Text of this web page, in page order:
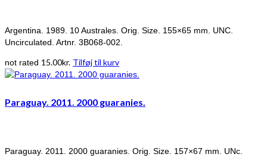
Argentina. 1989. 10 Australes. Orig. Size. 155×65 mm. UNC.
Uncirculated. Artnr. 3B068-002.
not rated 15.00kr. Tilføj til kurv
Paraguay. 2011. 2000 guaranies.
Paraguay. 2011. 2000 guaranies. Orig. Size. 157×67 mm. UNc.